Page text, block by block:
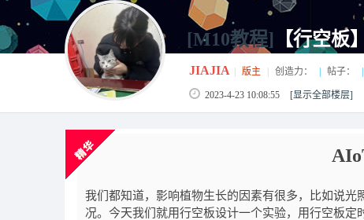
[M10教程] 【行空板
JIAJIA 版主 创造力： 帖子：
2023-4-23 10:08:55 [显示全部楼层]
我们都知道，影响植物生长的因素有很多，比如说
况。今天我们就用行空板设计一个实验，用行空板定